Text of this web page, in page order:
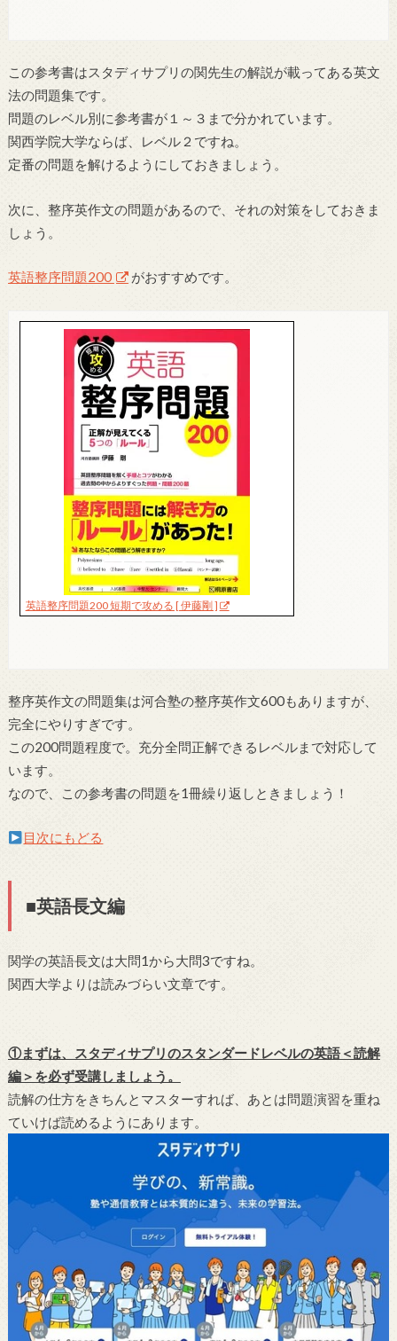
この参考書はスタディサプリの関先生の解説が載ってある英文
法の問題集です。
問題のレベル別に参考書が１～３まで分かれています。
関西学院大学ならば、レベル２ですね。
定番の問題を解けるようにしておきましょう。
次に、整序英作文の問題があるので、それの対策をしておきま
しょう。
英語整序問題200 がおすすめです。
英語整序問題200 短期で攻める [ 伊藤剛 ]
整序英作文の問題集は河合塾の整序英作文600もありますが、
完全にやりすぎです。
この200問題程度で。充分全問正解できるレベルまで対応して
います。
なので、この参考書の問題を1冊繰り返しときましょう！
目次にもどる
■英語長文編
関学の英語長文は大問1から大問3ですね。
関西大学よりは読みづらい文章です。
①まずは、スタディサプリのスタンダードレベルの英語＜読解
編＞を必ず受講しましょう。
読解の仕方をきちんとマスターすれば、あとは問題演習を重ね
ていけば読めるようにあります。